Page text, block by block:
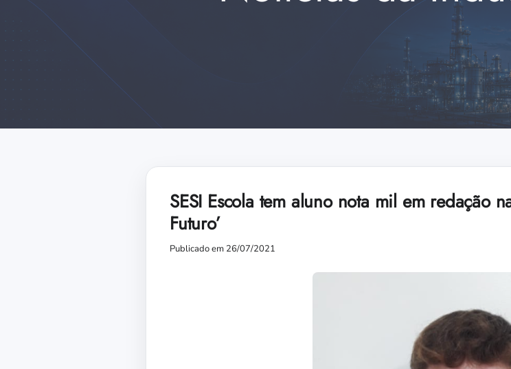
SESI Escola tem aluno nota mil em redação
Futuro’
Publicado em 26/07/2021